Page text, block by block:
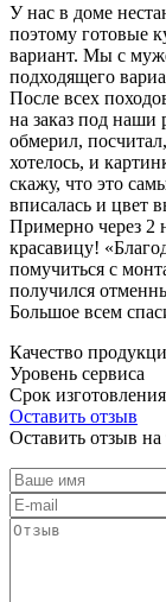
У нас в доме
поэтому готовые
вариант. Мы с
подходящего
После всех
на заказ под наши
обмерил,
хотелось, и
скажу, что это
вписалась и цвет
Примерно через 2
красавицу!
помучиться с
получился
Большое всем
Качество
Уровень сервиса
Срок изготовления
Оставить отзыв
Оставить отзыв